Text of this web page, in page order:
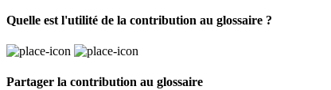
Quelle est l'utilité de la contribution au glossaire ?
Partager la contribution au glossaire